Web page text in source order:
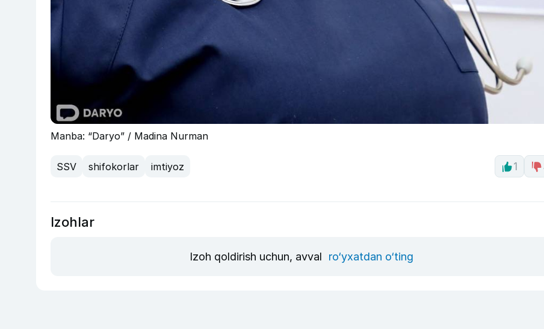
Manba: “Daryo” / Madina Nurman
SSV shifokorlar imtiyoz 1
Izohlar
Izoh qoldirish uchun, avval ro‘yxatdan o‘ting